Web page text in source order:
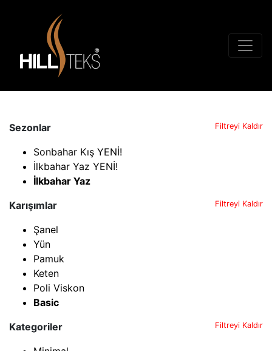
Sezonlar Filtreyi Kaldır
Sonbahar Kış YENİ!
İlkbahar Yaz YENİ!
İlkbahar Yaz
Karışımlar
Filtreyi Kaldır
Şanel
Yün
Pamuk
Keten
Poli Viskon
Basic
Kategoriler
Filtreyi Kaldır